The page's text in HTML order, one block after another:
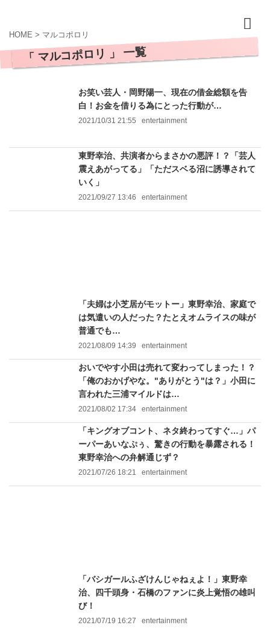
HOME > マルコポロリ
「 マルコポロリ 」 一覧
お笑い芸人・岡野陽一、現在の借金総額を告
白！お金を借りる為にとった行動が…
2021/10/31 21:55 entertainment
東野幸治、共演者からまさかの悪評！？「芸人
震えあがってる」「ただスベる沼に誘導されて
いく」
2021/09/27 13:46 entertainment
「夫婦は小芝居がモットー」東野幸治、家庭で
は気遣いの人だった？たとえオムライスの味が
普通でも…
2021/08/09 14:39 entertainment
おいでやす小田は売れて変わってしまった！？
「俺のおかげやな。"ありがとう"は？」小田に
言われた三浦マイルドは…
2021/08/02 17:34 entertainment
「キングオブコント、ネタ終わってすぐ…」パ
ーパーあいなぷぅ、驚きの行動を暴露される！
東野幸治への弁解通じず？
2021/07/26 18:21 entertainment
「バシガールふざけんじゃねぇよ！」東野幸
治、四千頭身・石橋のファンに炎上覚悟の雄叫
び！
2021/07/19 16:27 entertainment